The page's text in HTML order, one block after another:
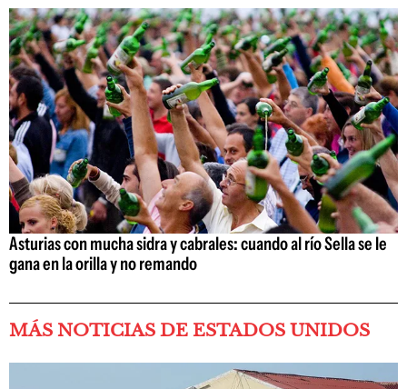
Asturias con mucha sidra y cabrales: cuando al río Sella se le
gana en la orilla y no remando
MÁS NOTICIAS DE ESTADOS UNIDOS